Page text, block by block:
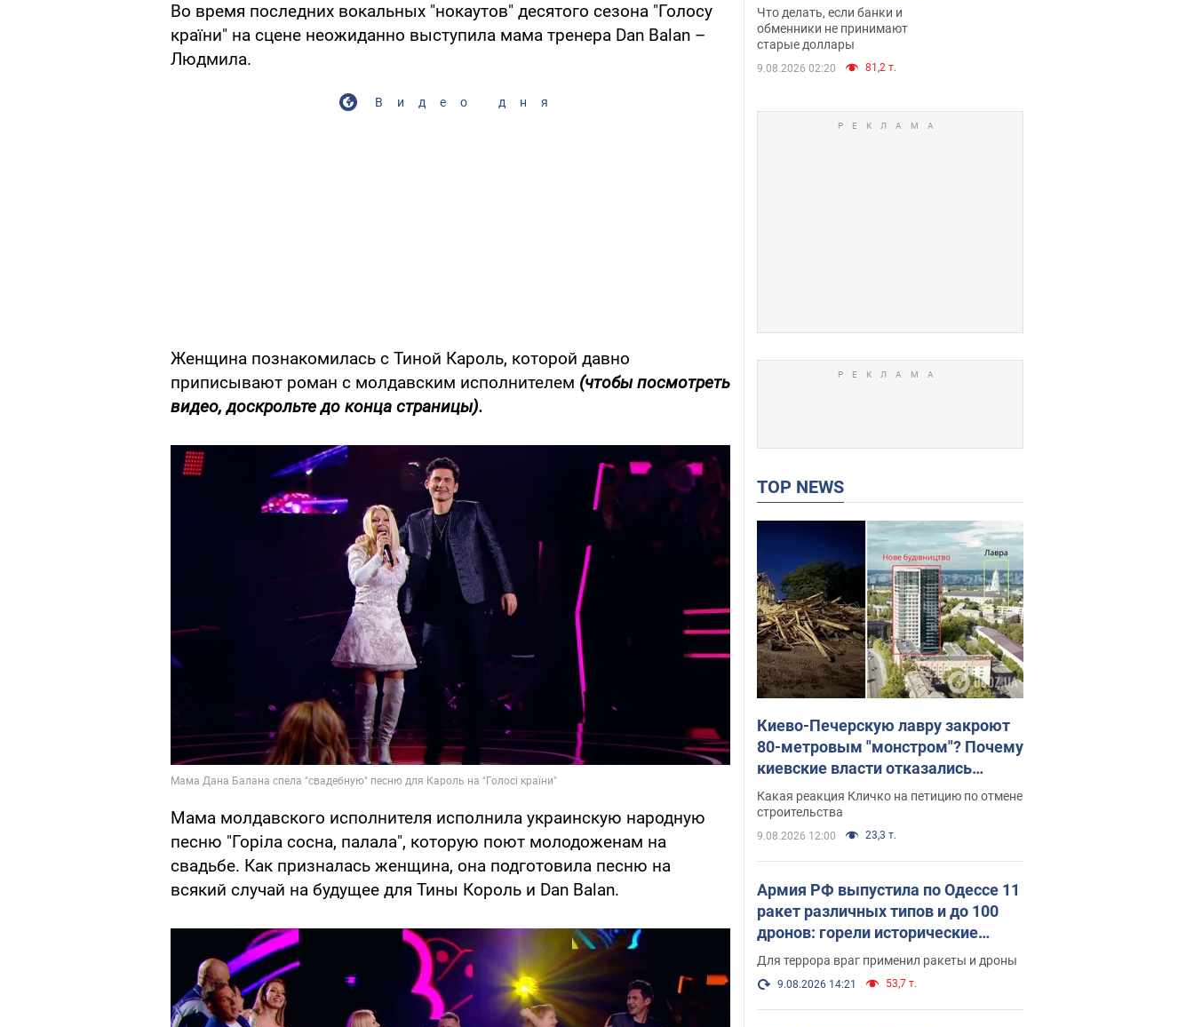
Во время последних вокальных "нокаутов" десятого сезона "Голосу
країни" на сцене неожиданно выступила мама тренера Dan Balan –
Людмила.
Видео дня
Женщина познакомилась с Тиной Кароль, которой давно
приписывают роман с молдавским исполнителем (чтобы посмотреть
видео, доскрольте до конца страницы).
Мама молдавского исполнителя исполнила украинскую народную
песню "Горіла сосна, палала", которую поют молодоженам на
свадьбе. Как призналась женщина, она подготовила песню на
всякий случай на будущее для Тины Король и Dan Balan.
принимают ли
обменники и банки
такие купюры
Что делать, если банки и
обменники не принимают
старые доллары
9.08.2026 02:20 81,2 т.
TOP NEWS
Киево-Печерскую лавру закроют
80-метровым "монстром"? Почему
киевские власти отказались
остановить строительство
небоскреба "московского
верующего"
Какая реакция Кличко на петицию по отмене
строительства
9.08.2026 12:00 23,3 т.
Армия РФ выпустила по Одессе 11
ракет различных типов и до 100
дронов: горели исторические
здания, есть пострадавшие. Фото
и видео
Для террора враг применил ракеты и дроны
9.08.2026 14:21 53,7 т.